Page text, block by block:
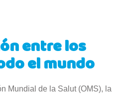
entre los
el mundo
Mundial de la Salut (OMS), la